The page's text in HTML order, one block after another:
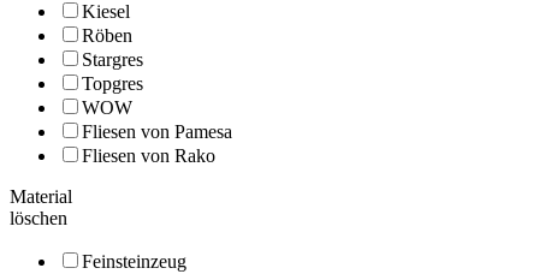
Kiesel
Röben
Stargres
Topgres
WOW
Fliesen von Pamesa
Fliesen von Rako
Material
löschen
Feinsteinzeug